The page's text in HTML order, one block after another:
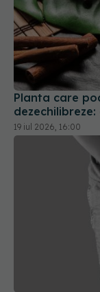
Planta care
19 iul 2026, 16:00